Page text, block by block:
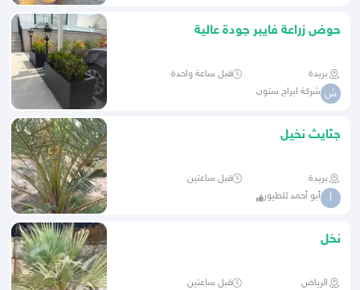
حوض زراعة فايبر جودة عالية
بريدة قبل ساعة واحدة
ش شركة ابراج ستون
جثايث نخيل
بريدة قبل ساعتين
أ أبو أحمد للطيور
نخل
الرياض قبل ساعتين